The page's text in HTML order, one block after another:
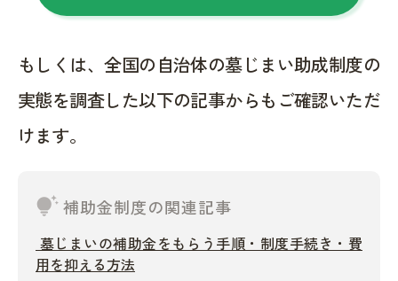
もしくは、全国の自治体の墓じまい助成制度の
実態を調査した以下の記事からもご確認いただ
けます。
tips_and_updates補助金制度の関連記事
墓じまいの補助金をもらう手順・制度手続き・費
用を抑える方法